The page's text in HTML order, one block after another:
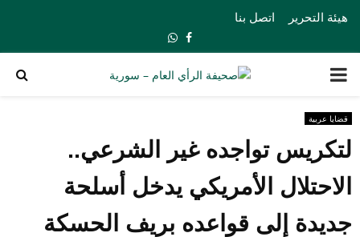
هيئة التحرير اتصل بنا
Facebook
Whatsapp
PRIMARY
MENU
قضايا عربية
لتكريس تواجده غير الشرعي..
الاحتلال الأمريكي يدخل أسلحة
جديدة إلى قواعده بريف الحسكة